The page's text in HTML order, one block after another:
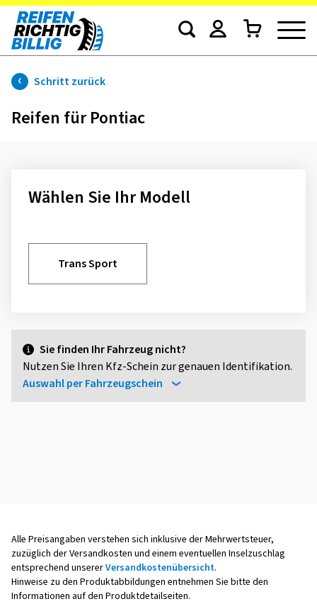
Schritt zurück
Reifen für Pontiac
Sie finden Ihr Fahrzeug nicht?
Nutzen Sie Ihren Kfz-Schein zur genauen Identifikation.
Auswahl per Fahrzeugschein
Wählen Sie Ihr Modell
Trans Sport
Alle Preisangaben verstehen sich inklusive der Mehrwertsteuer,
zuzüglich der Versandkosten und einem eventuellen Inselzuschlag
entsprechend unsererVersandkostenübersicht.
Hinweise zu den Produktabbildungen entnehmen Sie bitte den
Informationen auf den Produktdetailseiten.